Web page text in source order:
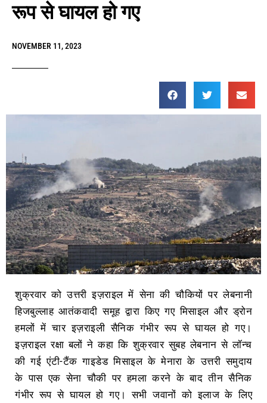
रूप से घायल हो गए
NOVEMBER 11, 2023
शुक्रवार को उत्तरी इज़राइल में सेना की चौकियों पर लेबनानी
हिजबुल्लाह आतंकवादी समूह द्वारा किए गए मिसाइल और ड्रोन
हमलों में चार इज़राइली सैनिक गंभीर रूप से घायल हो गए।
इज़राइल रक्षा बलों ने कहा कि शुक्रवार सुबह लेबनान से लॉन्च
की गई एंटी-टैंक गाइडेड मिसाइल के मेनारा के उत्तरी समुदाय
के पास एक सेना चौकी पर हमला करने के बाद तीन सैनिक
गंभीर रूप से घायल हो गए। सभी जवानों को इलाज के लिए